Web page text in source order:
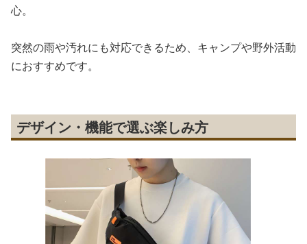
心。
突然の雨や汚れにも対応できるため、キャンプや野外活動
におすすめです。
デザイン・機能で選ぶ楽しみ方